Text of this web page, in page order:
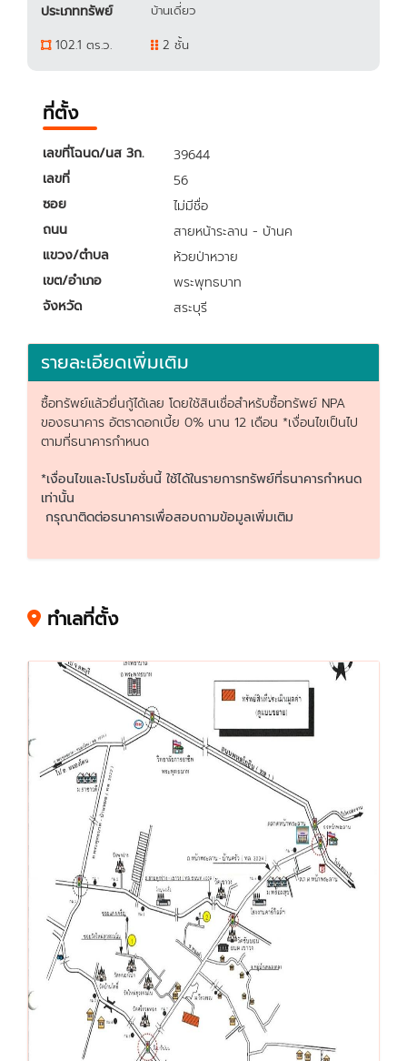
ประเภททรัพย์
บ้านเดี่ยว
102.1 ตร.ว.
2 ชั้น
ที่ตั้ง
เลขที่โฉนด/นส 3ก.
39644
เลขที่
56
ซอย
ไม่มีชื่อ
ถนน
สายหน้าระลาน - บ้านค
แขวง/ตำบล
ห้วยป่าหวาย
เขต/อำเภอ
พระพุทธบาท
จังหวัด
สระบุรี
รายละเอียดเพิ่มเติม
ซื้อทรัพย์แล้วยื่นกู้ได้เลย โดยใช้สินเชื่อสำหรับซื้อทรัพย์ NPA
ของธนาคาร อัตราดอกเบี้ย 0% นาน 12 เดือน *เงื่อนไขเป็นไป
ตามที่ธนาคารกำหนด
*เงื่อนไขและโปรโมชั่นนี้ ใช้ได้ในรายการทรัพย์ที่ธนาคารกำหนด
เท่านั้น
กรุณาติดต่อธนาคารเพื่อสอบถามข้อมูลเพิ่มเติม
ทำเลที่ตั้ง